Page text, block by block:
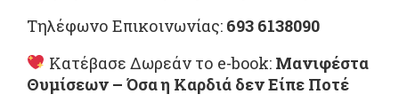
Τηλέφωνο Επικοινωνίας: 693 6138090
Κατέβασε Δωρεάν το e-book: Μανιφέστα
Θυμίσεων – Όσα η Καρδιά δεν Είπε Ποτέ